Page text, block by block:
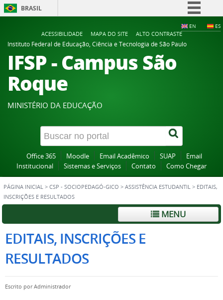
BRASIL
Comunica BR
Participe
Acesso à informação
EN ES
ACESSIBILIDADE MAPA DO SITE
ALTO CONTRASTE
Instituto Federal de Educação, Ciência e Tecnologia de São Paulo
IFSP - Campus São
Roque
MINISTÉRIO DA EDUCAÇÃO
Office 365 Moodle Email Acadêmico SUAP
Email
Institucional
Sistemas e Serviços Contato Como Chegar
PÁGINA INICIAL > CSP - SOCIOPEDAGÓ-GICO > ASSISTÊNCIA ESTUDANTIL > EDITAIS,
INSCRIÇÕES E RESULTADOS
MENU
EDITAIS, INSCRIÇÕES E
RESULTADOS
Escrito porAdministrador